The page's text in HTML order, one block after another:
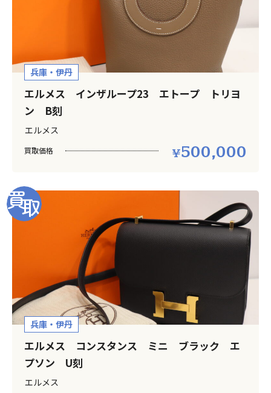
兵庫・伊丹
エルメス インザループ23 エトープ トリヨ
ン B刻
エルメス
買取価格 500,000
兵庫・伊丹
エルメス コンスタンス ミニ ブラック エ
プソン U刻
エルメス